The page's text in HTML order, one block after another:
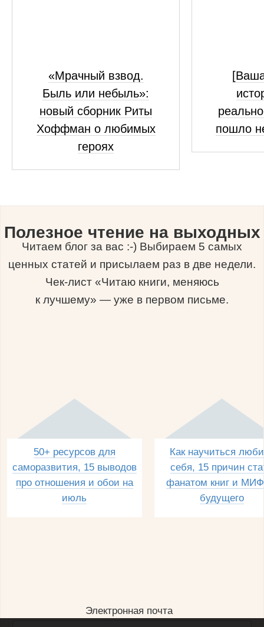
«Мрачный взвод.
Быль или небыль»:
новый сборник Риты
Хоффман о любимых
героях
пошло
Полезное чтение на выходных
Читаем блог за вас :-) Выбираем 5 самых
ценных статей и присылаем раз в две недели.
Чек-лист «Читаю книги, меняюсь
к лучшему» — уже в первом письме.
50+ ресурсов для
саморазвития, 15 выводов
про отношения и обои на
июль
Как научиться
себя, 15 причин
фанатом книг и
будущего
Электронная почта